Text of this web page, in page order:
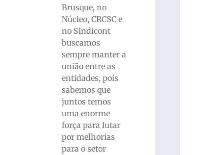
Brusque, no
Núcleo, CRCSC e
no Sindicont
buscamos
sempre manter a
união entre as
entidades, pois
sabemos que
juntos temos
uma enorme
força para lutar
por melhorias
para o setor